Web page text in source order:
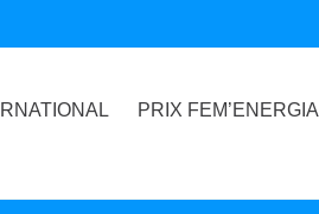
PRIX FEM’ENERGIA